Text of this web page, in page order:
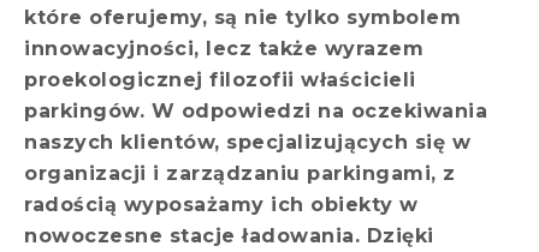
które oferujemy, są nie tylko symbolem
innowacyjności, lecz także wyrazem
proekologicznej filozofii właścicieli
parkingów. W odpowiedzi na oczekiwania
naszych klientów, specjalizujących się w
organizacji i zarządzaniu parkingami, z
radością wyposażamy ich obiekty w
nowoczesne stacje ładowania. Dzięki